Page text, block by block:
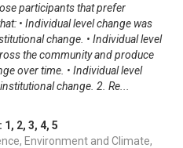
participants that prefer
• Individual level change was
change. • Individual level
the community and produce
over time. • Individual level
change. 2. Re
1 , 2, 3, 4, 5
Environment and Climate,